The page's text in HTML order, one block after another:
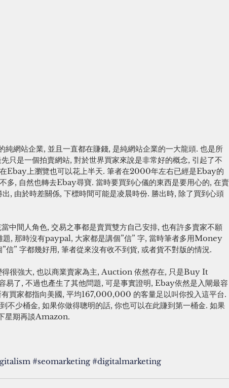
網站企業, 並且一直都在賺錢, 是純網站企業的一大龍頭. 也是所
只是一個拍賣網站, 對於世界買家來說是非常好的概念, 引起了不
Ebay上瀏覽也可以花上半天. 筆者在2000年左右已經是Ebay的
多, 自然也轉去Ebay尋寶. 當時要買到心儀的東西是要用心的, 在賣
, 由於時差關係, 下標時間可能是凌晨時份. 勝出時, 除了買到心頭
中間人角色, 交易之事都是賣買雙方自己安排, 也有許多賣家不願
題, 那時沒有paypal, 大家都是講個”信” 字, 當時筆者多用Money
” 字都幾好用, 筆者從來沒有收不到貨, 或者貨不對版的情況.
很強大, 也以商業賣家為主, Auction 依然存在, 只是Buy It
了, 不過也產生了其他問題, 可是事實證明, Ebay依然是入閘最容
買家都指向美國, 平均167,000,000 的客量足以叫你投入這平台.
不少桶金, 如果你做得聰明的話, 你也可以在此賺到第一桶金. 如果
星期再談Amazon.
#seomarketing #digitalmarketing